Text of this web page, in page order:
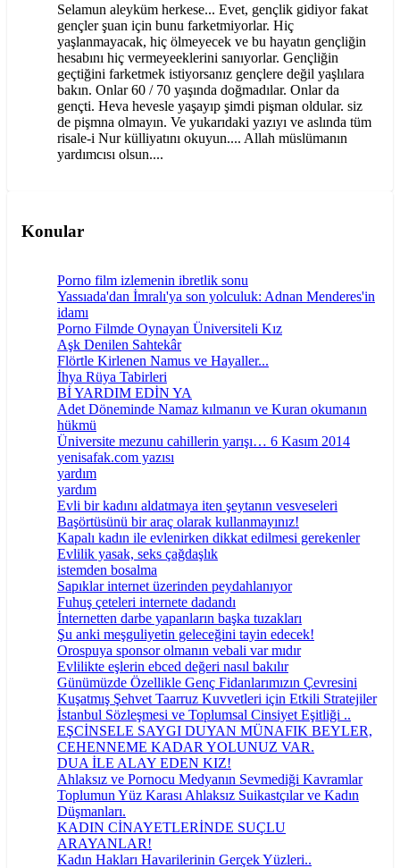
Selamun aleyküm herkese... Evet, gençlik gidiyor fakat
gençler şuan için bunu farketmiyorlar. Hiç
yaşlanmayacak, hiç ölmeyecek ve bu hayatın gençliğin
hesabını hiç vermeyeeklerini sanıyorlar. Gençliğin
geçtiğini farketmek istiyorsanız gençlere değil yaşlılara
bakın. Onlar 60 / 70 yaşında doğmadılar. Onlar da
gençti. Heva hevesle yaşayıp şimdi pişman oldular. siz
de pişmna olmayın. Ve yukarıdaki yazıyı ve aslında tüm
risale-i Nur külliyatını okuyun.... Allah müslümanın
yardımcısı olsun....
Konular
Porno film izlemenin ibretlik sonu
Yassıada'dan İmralı'ya son yolculuk: Adnan Menderes'in
idamı
Porno Filmde Oynayan Üniversiteli Kız
Aşk Denilen Sahtekâr
Flörtle Kirlenen Namus ve Hayaller...
İhya Rüya Tabirleri
Bİ YARDIM EDİN YA
Adet Döneminde Namaz kılmanın ve Kuran okumanın
hükmü
Üniversite mezunu cahillerin yarışı… 6 Kasım 2014
yenisafak.com yazısı
yardım
yardım
Evli bir kadını aldatmaya iten şeytanın vesveseleri
Başörtüsünü bir araç olarak kullanmayınız!
Kapalı kadın ile evlenirken dikkat edilmesi gerekenler
Evlilik yasak, seks çağdaşlık
istemden bosalma
Sapıklar internet üzerinden peydahlanıyor
Fuhuş çeteleri internete dadandı
İnternetten darbe yapanların başka tuzakları
Şu anki meşguliyetin geleceğini tayin edecek!
Orospuya sponsor olmanın vebali var mıdır
Evlilikte eşlerin ebced değeri nasıl bakılır
Günümüzde Özellikle Genç Fidanlarımızın Çevresini
Kuşatmış Şehvet Taarruz Kuvvetleri için Etkili Stratejiler
İstanbul Sözleşmesi ve Toplumsal Cinsiyet Eşitliği ..
EŞCİNSELE SAYGI DUYAN MÜNAFIK BEYLER,
CEHENNEME KADAR YOLUNUZ VAR.
DUA İLE ALAY EDEN KIZ!
Ahlaksız ve Pornocu Medyanın Sevmediği Kavramlar
Toplumun Yüz Karası Ahlaksız Suikastçılar ve Kadın
Düşmanları.
KADIN CİNAYETLERİNDE SUÇLU
ARAYANLAR!
Kadın Hakları Havarilerinin Gerçek Yüzleri..